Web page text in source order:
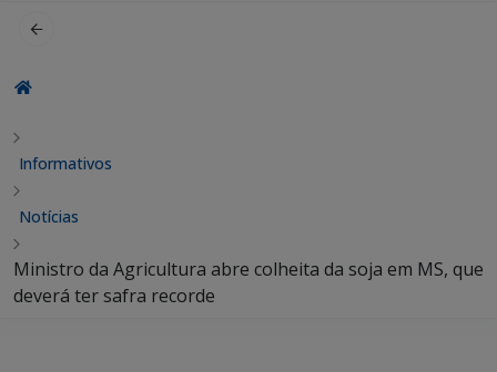
Informativos
Notícias
Ministro da Agricultura abre colheita da soja em MS, que
deverá ter safra recorde